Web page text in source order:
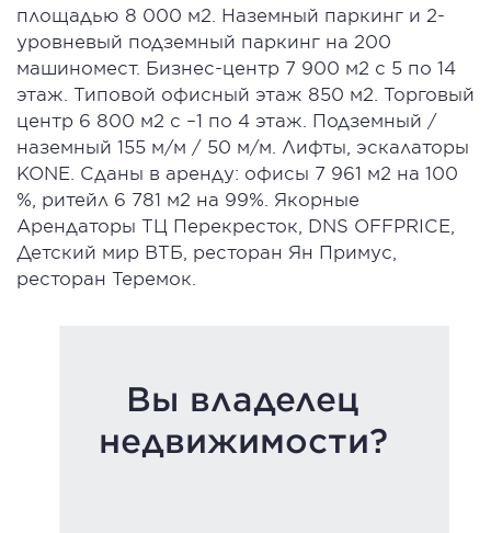
площадью 8 000 м2. Наземный паркинг и 2-
уровневый подземный паркинг на 200
машиномест. Бизнес-центр 7 900 м2 с 5 по 14
этаж. Типовой офисный этаж 850 м2. Торговый
центр 6 800 м2 с –1 по 4 этаж. Подземный /
наземный 155 м/м / 50 м/м. Лифты, эскалаторы
KONE. Сданы в аренду: офисы 7 961 м2 на 100
%, ритейл 6 781 м2 на 99%. Якорные
Арендаторы ТЦ Перекресток, DNS OFFPRICE,
Детский мир ВТБ, ресторан Ян Примус,
ресторан Теремок.
Вы владелец
недвижимости?